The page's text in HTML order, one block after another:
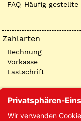
FAQ-Häufig gestellte
Zahlarten
Rechnung
Vorkasse
Lastschrift